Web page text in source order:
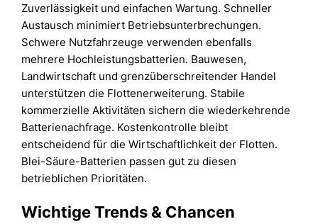
Zuverlässigkeit und einfachen Wartung. Schneller
Austausch minimiert Betriebsunterbrechungen.
Schwere Nutzfahrzeuge verwenden ebenfalls
mehrere Hochleistungsbatterien. Bauwesen,
Landwirtschaft und grenzüberschreitender Handel
unterstützen die Flottenerweiterung. Stabile
kommerzielle Aktivitäten sichern die wiederkehrende
Batterienachfrage. Kostenkontrolle bleibt
entscheidend für die Wirtschaftlichkeit der Flotten.
Blei-Säure-Batterien passen gut zu diesen
betrieblichen Prioritäten.
Wichtige Trends & Chancen